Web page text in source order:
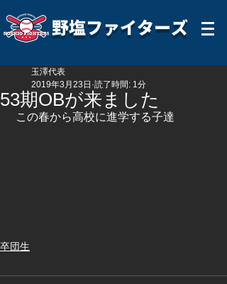
野塩ファイターズ
53期OBが来ました
玉澤代表
2019年3月23日 読了時間: 1分
この春から高校に進学する子達
卒団生